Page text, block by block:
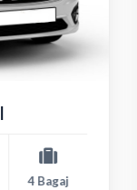
4 Bagaj